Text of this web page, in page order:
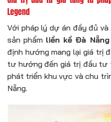
Legend
Với pháp lý dự án đầy đủ
sản phẩm liền kề Đà Nẵng
định hướng mang lại giá trị
tư hướng đến giá trị đầu tư
phát triển khu vực và chu
Nẵng.